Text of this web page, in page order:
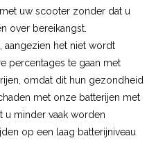
uw scooter zonder dat u
over bereikangst.
aangezien het niet wordt
percentages te gaan met
omdat dit hun gezondheid
met onze batterijen met
u minder vaak worden
op een laag batterijniveau